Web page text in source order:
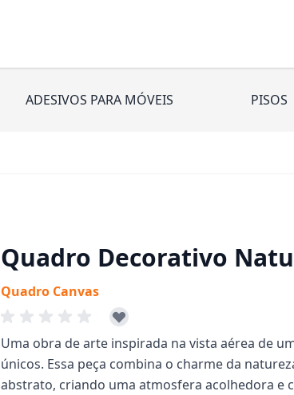
ADESIVOS PARA MÓVEIS PISOS
Quadro Decorativo
Quadro Canvas
Uma obra de arte inspirada na vista aérea de
únicos. Essa peça combina o charme da
abstrato, criando uma atmosfera acolhedora e